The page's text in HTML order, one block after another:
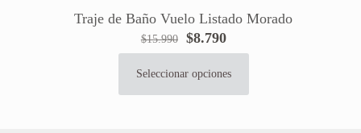
de
Las
opciones
se
pueden
Traje de Baño Vuelo Listado Morado
$15.990
El
precio
original
$8.790El
precio
actual
Seleccionar opciones
producto